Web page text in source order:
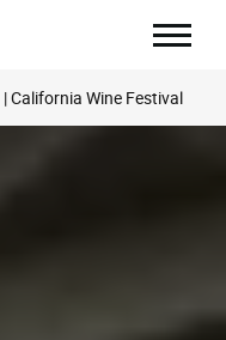
California Wine Festival